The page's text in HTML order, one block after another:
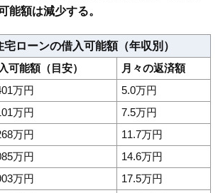
能額は減少する。
ローンの借入可能額（年収別）
可能額（目安）
月々の返済額
万円
5.0万円
万円
7.5万円
万円
11.7万円
万円
14.6万円
万円
17.5万円